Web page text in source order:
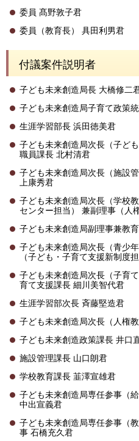
委員 髙野敦子君
委員（教育長） 具田利男君
付議案件説明者
子ども未来創造局長 大橋修二
子ども未来創造局子育て政策
生涯学習部長 浜田徳美君
子ども未来創造局次長（子ど
職員課長 北村清君
子ども未来創造局次長（施設
上康秀君
子ども未来創造局次長（学校
センター担当） 兼副理事（人
子ども未来創造局副理事兼教
子ども未来創造局次長（青少
（子ども・子育て支援新制度
子ども未来創造局次長（子育
育て支援課長 細川美智代君
生涯学習部次長 斉藤堅造君
子ども未来創造局次長（人権
子ども未来創造政策課長 井口
施設管理課長 山口朗君
学校教育課長 韮澤宣雄君
子ども未来創造局専任参事（
中出宣義君
子ども未来創造局専任参事（
事 石橋充久君